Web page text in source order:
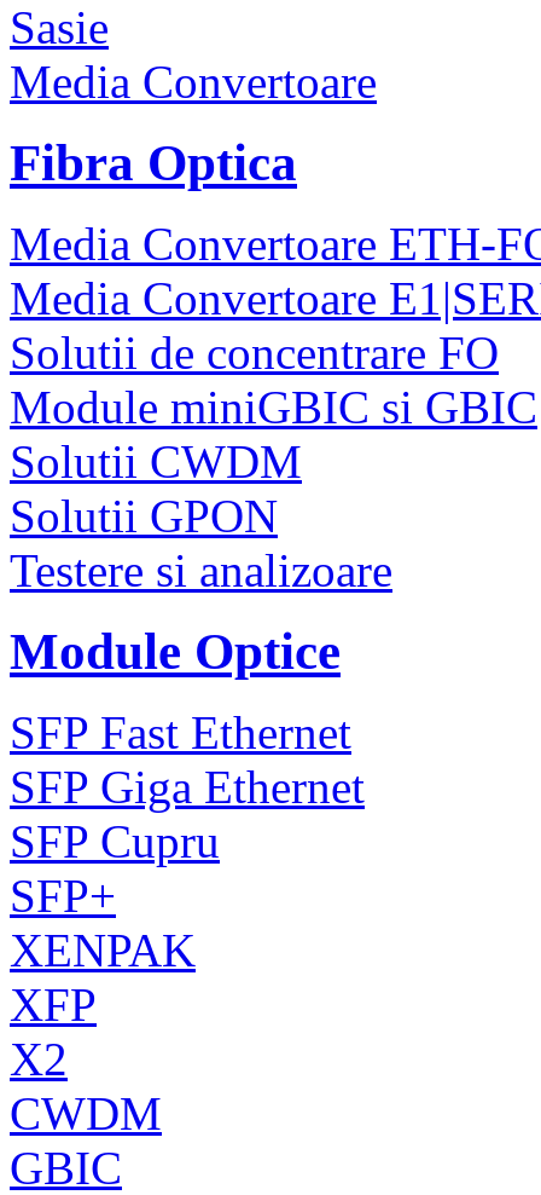
Sasie
Media Convertoare
Fibra Optica
Media Convertoare ETH-
Media Convertoare
Solutii de concentrare FO
Module miniGBIC si GBIC
Solutii CWDM
Solutii GPON
Testere si analizoare
Module Optice
SFP Fast Ethernet
SFP Giga Ethernet
SFP Cupru
SFP+
XENPAK
XFP
X2
CWDM
GBIC